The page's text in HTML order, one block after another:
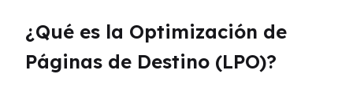
¿Qué es la Optimización de
Páginas de Destino (LPO)?